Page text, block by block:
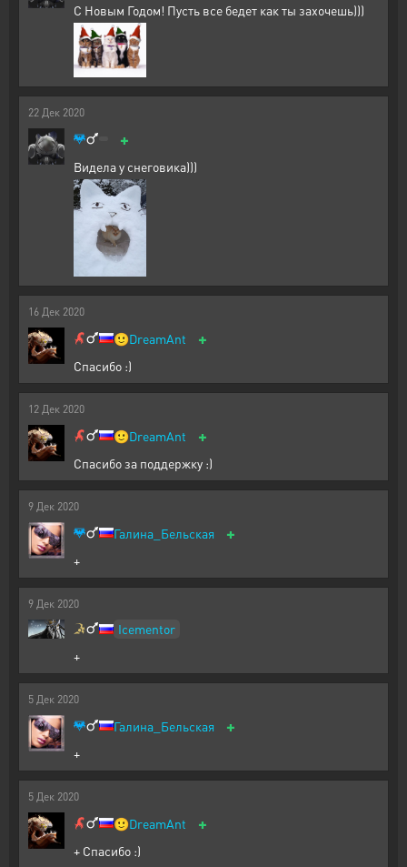
С Новым Годом! Пусть все бедет как ты захочешь)))
22 Дек 2020
+
Видела у снеговика)))
16 Дек 2020
🙂DreamAnt +
Спасибо :)
12 Дек 2020
🙂DreamAnt +
Спасибо за поддержку :)
9 Дек 2020
Галина_Бельская +
+
9 Дек 2020
Icementor
+
5 Дек 2020
Галина_Бельская +
+
5 Дек 2020
🙂DreamAnt +
+ Спасибо :)